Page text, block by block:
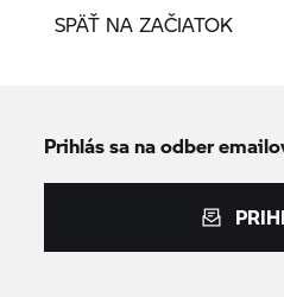
SPÄŤ NA ZAČIATOK
Prihlás sa na odber